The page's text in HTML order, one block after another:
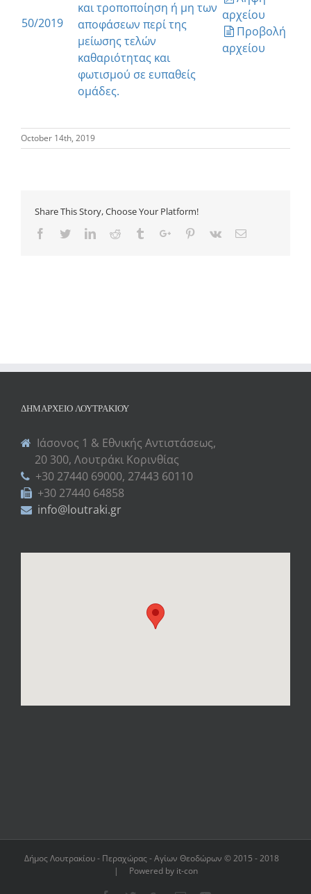
50/2019
και τροποποίηση ή μη των
αποφάσεων περί της
μείωσης τελών
καθαριότητας και
φωτισμού σε ευπαθείς
ομάδες.
αρχείου
Προβολή
αρχείου
October 14th, 2019
Share This Story, Choose Your Platform!
Facebook
TwitterLinkedinReddit TumblrGoogle+Pinterest
Vk Email
ΔΗΜΑΡΧΕΊΟ ΛΟΥΤΡΑΚΊΟΥ
Ιάσονος 1 & Εθνικής Αντιστάσεως,
20 300, Λουτράκι Κορινθίας
+30 27440 69000, 27443 60110
+30 27440 64858
info@loutraki.gr
Δήμος Λουτρακίου - Περαχώρας - Αγίων Θεοδώρων © 2015 - 2018
| Powered by it-con